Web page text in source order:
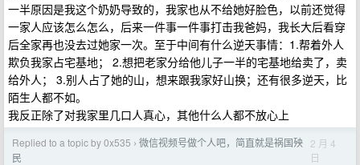
一半原因是我这个奶奶导致的，我家也从不给她好脸色，以前还觉得
一家人应该怎么怎么，后来一件事一件事打击我爸妈，我长大后看穿
后全家再也没去过她家一次。至于中间有什么逆天事情：1.帮着外人
欺负我家占宅基地； 2.想把老家分给他儿子一半的宅基地给卖了，卖
给外人； 3.别人占了她的山，想来跟我家好山换；还有很多逆天，比
陌生人都不如。
我反正除了对我家里几口人真心，其他什么人都不放心上
Replied to a topic by 0x535 › 微信视频号做个人吧，简直就是祸国殃
民
2 月 4
日